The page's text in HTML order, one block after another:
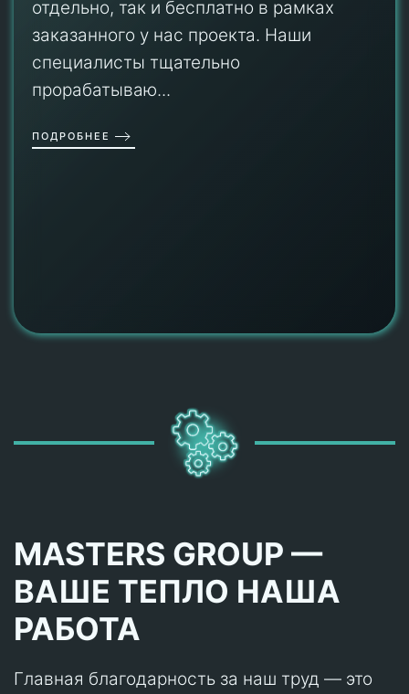
отдельно, так и бесплатно в рамках
заказанного у нас проекта. Наши
специалисты тщательно
прорабатываю...
ПОДРОБНЕЕ
MASTERS GROUP —
ВАШЕ ТЕПЛО НАША
РАБОТА
Главная благодарность за наш труд — это